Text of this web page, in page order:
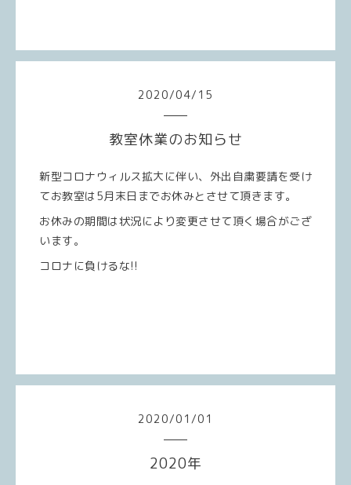
2020/04/ 15
教室休業のお知らせ
新型コロナウィルス拡大に伴い、外出自粛要請を受け
てお教室は5月末日までお休みとさせて頂きます。
お休みの期間は状況により変更させて頂く場合がござ
います。
コロナに負けるな!!
2020/01 /01
2020年